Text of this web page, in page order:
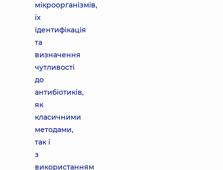
мікроорганізмів,
їх
ідентифікація
та
визначення
чутливості
до
антибіотиків,
як
класичними
методами,
так і
з
використанням